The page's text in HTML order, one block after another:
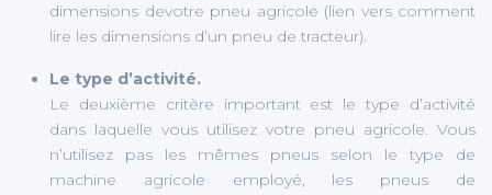
dimensions devotre pneu agricole (lien vers comment
lire les dimensions d’un pneu de tracteur).
Le type d’activité.
Le deuxième critère important est le type d’activité
dans laquelle vous utilisez votre pneu agricole. Vous
n’utilisez pas les mêmes pneus selon le type de
machine agricole employé, les pneus de